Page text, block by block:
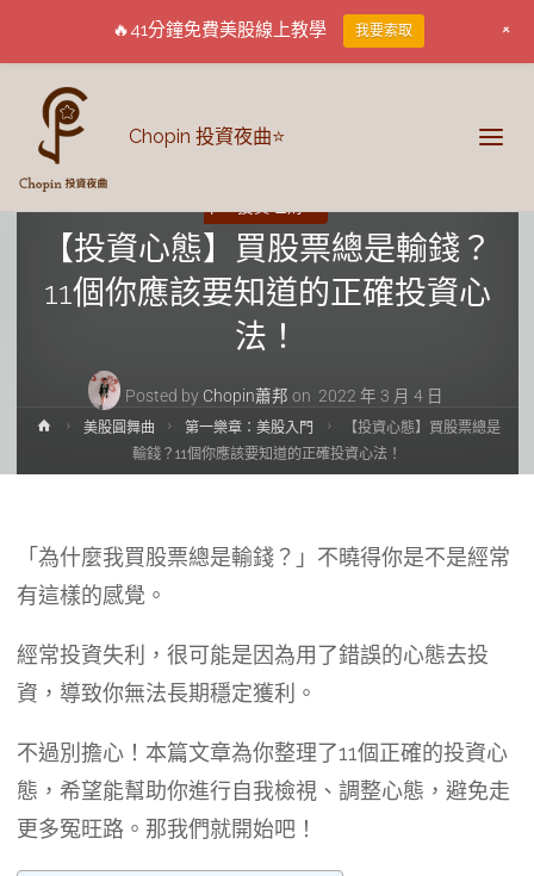
Chopin 投資夜曲⭐
【投資心態】買股票總是輸錢？
11個你應該要知道的正確投資心
法！
Posted by Chopin蕭邦 on 2022 年 3 月 4 日
第一樂章：美股入門
美股圓舞曲 第一樂章：美股入門
【投資心態】買股票總是
輸錢？11個你應該要知道的正確投資心法！
「為什麼我買股票總是輸錢？」不曉得你是不是經常
有這樣的感覺。
經常投資失利，很可能是因為用了錯誤的心態去投
資，導致你無法長期穩定獲利。
不過別擔心！本篇文章為你整理了11個正確的投資心
態，希望能幫助你進行自我檢視、調整心態，避免走
更多冤旺路。那我們就開始吧！
🔥41分鐘免費美股線上教學 我要索取 +